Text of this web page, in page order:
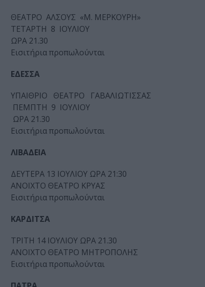
ΘΕΑΤΡΟ ΑΛΣΟΥΣ «Μ. ΜΕΡΚΟΥΡΗ»
ΤΕΤΑΡΤΗ 8 ΙΟΥΛΙΟΥ
ΩΡΑ 21.30
Εισιτήρια προπωλούνται
ΕΔΕΣΣΑ
ΥΠΑΙΘΡΙΟ ΘΕΑΤΡΟ ΓΑΒΑΛΙΩΤΙΣΣΑΣ
ΠΕΜΠΤΗ 9 ΙΟΥΛΙΟΥ
ΩΡΑ 21.30
Εισιτήρια προπωλούνται
ΛΙΒΑΔΕΙΑ
ΔΕΥΤΕΡΑ 13 ΙΟΥΛΙΟΥ ΩΡΑ 21:30
ΑΝΟΙΧΤΟ ΘΕΑΤΡΟ ΚΡΥΑΣ
Εισιτήρια προπωλούνται
ΚΑΡΔΙΤΣΑ
ΤΡΙΤΗ 14 ΙΟΥΛΙΟΥ ΩΡΑ 21.30
ΑΝΟΙΧΤΟ ΘΕΑΤΡΟ ΜΗΤΡΟΠΟΛΗΣ
Εισιτήρια προπωλούνται